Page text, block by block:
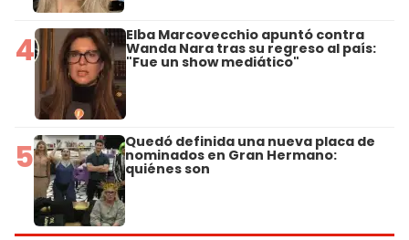
4 Elba Marcovecchio apuntó contra
Wanda Nara tras su regreso al país:
"Fue un show mediático"
5 Quedó definida una nueva placa de
nominados en Gran Hermano:
quiénes son